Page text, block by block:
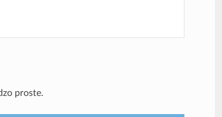
proste.